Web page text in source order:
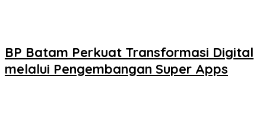
BP Batam Perkuat Transformasi Digital
melalui Pengembangan Super Apps